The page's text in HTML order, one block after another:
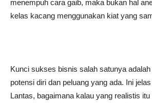
menempuh cara gaib, maka bukan hal
kelas kacang menggunakan kiat yang
Kunci sukses bisnis salah satunya
potensi diri dan peluang yang ada. Ini
Lantas, bagaimana kalau yang realistis